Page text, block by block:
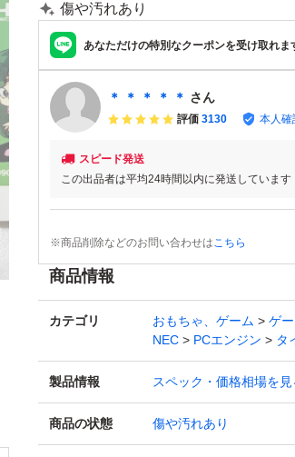
傷や汚れあり
あなただけの特別なクーポンを受け取れま
＊ ＊ ＊ ＊ ＊ さん
評価 3130 本人確
スピード発送
この出品者は平均24時間以内に発送しています
※商品削除などのお問い合わせはこちら
商品情報
カテゴリ おもちゃ、ゲーム ゲ
NEC
PCエンジン タ
製品情報 スペック・価格相場を見
商品の状態 傷や汚れあり